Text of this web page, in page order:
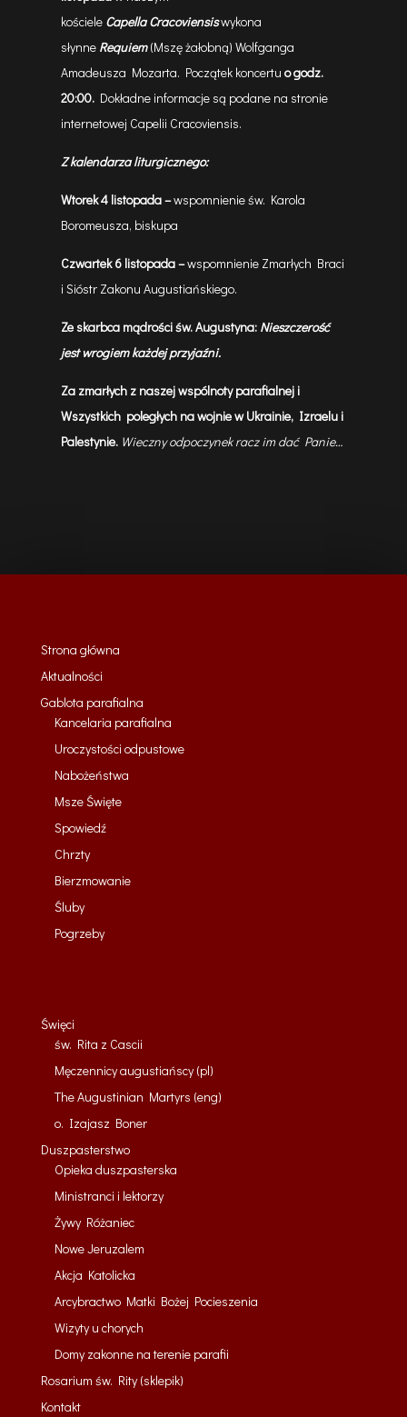
kościele CapellaCracoviensiswykona
słynne Requiem(Mszę żałobną) Wolfganga
Amadeusza Mozarta. Początek koncertuo godz.
20:00. Dokładne informacje są podane na stronie
internetowej Capelii Cracoviensis.
Z kalendarza liturgicznego:
Wtorek4 listopada–wspomnienie św. Karola
Boromeusza, biskupa
Czwartek 6 listopada–wspomnienie Zmarłych Braci
i Sióstr Zakonu Augustiańskiego.
Ze skarbca mądrości św. Augustyna: Nieszczerość
jest wrogiem każdej przyjaźni.
Za zmarłych z naszej wspólnoty parafialnej i
Wszystkich poległych na wojnie w Ukrainie, Izraelu i
Palestynie. Wieczny odpoczynek racz im dać Panie…
Strona główna
Aktualności
Gablota parafialna
Kancelaria parafialna
Uroczystości odpustowe
Nabożeństwa
Msze Święte
Spowiedź
Chrzty
Bierzmowanie
Śluby
Pogrzeby
Święci
św. Rita z Cascii
Męczennicy augustiańscy (pl)
The Augustinian Martyrs (eng)
o. Izajasz Boner
Duszpasterstwo
Opieka duszpasterska
Ministranci i lektorzy
Żywy Różaniec
Nowe Jeruzalem
Akcja Katolicka
Arcybractwo Matki Bożej Pocieszenia
Wizyty u chorych
Domy zakonne na terenie parafii
Rosarium św. Rity (sklepik)
Kontakt